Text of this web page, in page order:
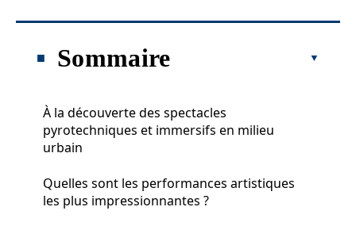
Sommaire
À la découverte des spectacles
pyrotechniques et immersifs en milieu
urbain
Quelles sont les performances artistiques
les plus impressionnantes ?